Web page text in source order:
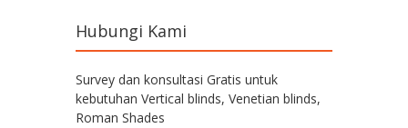
Hubungi Kami
Survey dan konsultasi Gratis untuk
kebutuhan Vertical blinds, Venetian blinds,
Roman Shades